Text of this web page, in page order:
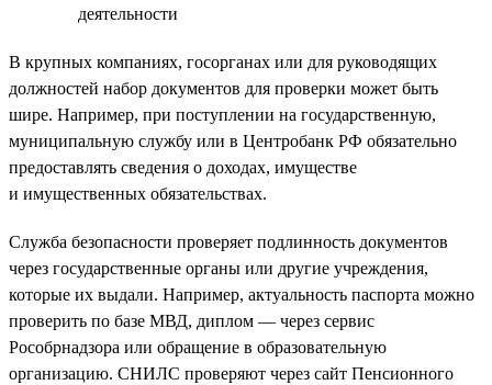
деятельности
В крупных компаниях, госорганах или для руководящих
должностей набор документов для проверки может быть
шире. Например, при поступлении на государственную,
муниципальную службу или в Центробанк РФ обязательно
предоставлять сведения о доходах, имуществе
и имущественных обязательствах.
Служба безопасности проверяет подлинность документов
через государственные органы или другие учреждения,
которые их выдали. Например, актуальность паспорта можно
проверить по базе МВД, диплом — через сервис
Рособрнадзора или обращение в образовательную
организацию. СНИЛС проверяют через сайт Пенсионного